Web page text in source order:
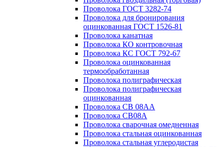
Проволока ГОСТ 3282-74
Проволока для бронирования
оцинкованная ГОСТ 1526-81
Проволока канатная
Проволока КО контровочная
Проволока КС ГОСТ 792-67
Проволока оцинкованная
термообработанная
Проволока полиграфическая
Проволока полиграфическая
оцинкованная
Проволока СВ 08АА
Проволока СВ08А
Проволока сварочная омедненная
Проволока стальная оцинкованная
Проволока стальная углеродистая